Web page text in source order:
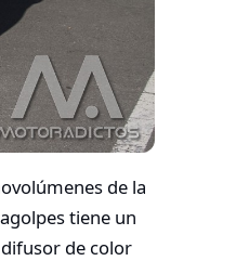
de la
tiene un
de color